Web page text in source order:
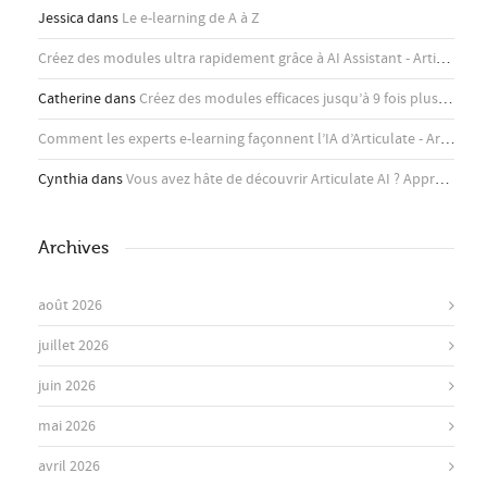
Jessicadans Le e-learning de A à Z
Créez des modules ultra rapidement grâce à AI Assistant - Articulate
CatherinedansCréez des modules efficaces jusqu’à 9 fois plus rapidement avec l’assistant IA d’Articulate
Comment les experts e-learning façonnent l’IA d’Articulate - Articulate
CynthiadansVous avez hâte de découvrir Articulate AI ? Apprenez-en plus ici !
Archives
août 2026
juillet 2026
juin 2026
mai 2026
avril 2026